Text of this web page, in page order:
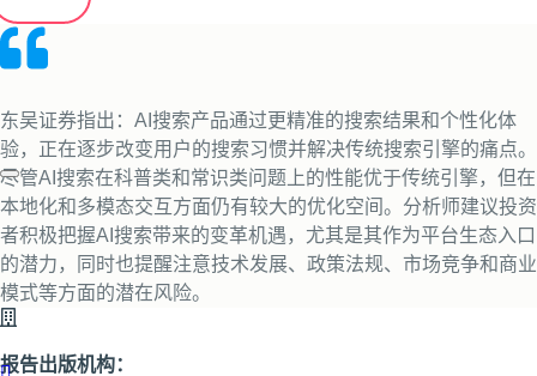
东吴证券指出：AI搜索产品通过更精准的搜索结果和个性化体
验，正在逐步改变用户的搜索习惯并解决传统搜索引擎的痛点。
尽管AI搜索在科普类和常识类问题上的性能优于传统引擎，但在
本地化和多模态交互方面仍有较大的优化空间。分析师建议投资
者积极把握AI搜索带来的变革机遇，尤其是其作为平台生态入口
的潜力，同时也提醒注意技术发展、政策法规、市场竞争和商业
模式等方面的潜在风险。
报告出版机构：